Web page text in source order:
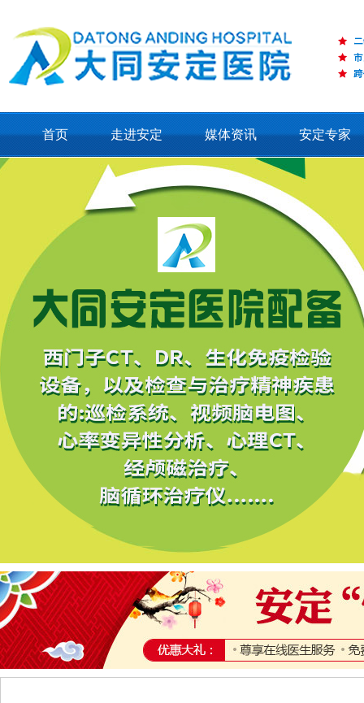
首页 走进安定 媒体资讯 安定专家